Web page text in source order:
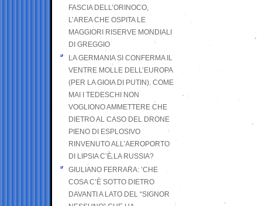
FASCIA DELL’ORINOCO,
L’AREA CHE OSPITA LE
MAGGIORI RISERVE MONDIALI
DI GREGGIO
LA GERMANIA SI CONFERMA IL
VENTRE MOLLE DELL’EUROPA
(PER LA GIOIA DI PUTIN). COME
MAI I TEDESCHI NON
VOGLIONO AMMETTERE CHE
DIETRO AL CASO DEL DRONE
PIENO DI ESPLOSIVO
RINVENUTO ALL’AEROPORTO
DI LIPSIA C’È LA RUSSIA?
GIULIANO FERRARA: ’CHE
COSA C’È SOTTO DIETRO
DAVANTI A LATO DEL “SIGNOR